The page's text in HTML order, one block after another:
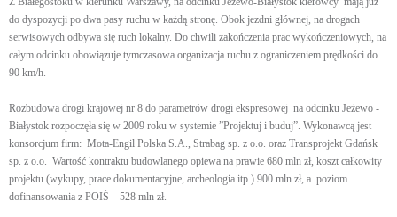
do dyspozycji po dwa pasy ruchu w każdą stronę. Obok jezdni głównej, na drogach
serwisowych odbywa się ruch lokalny. Do chwili zakończenia prac wykończeniowych, na
całym odcinku obowiązuje tymczasowa organizacja ruchu z ograniczeniem prędkości do
90 km/h.
Rozbudowa drogi krajowej nr 8 do parametrów drogi ekspresowej na odcinku Jeżewo -
Białystok rozpoczęła się w 2009 roku w systemie ”Projektuj i buduj”. Wykonawcą jest
konsorcjum firm: Mota-Engil Polska S.A., Strabag sp. z o.o. oraz Transprojekt Gdańsk
sp. z o.o. Wartość kontraktu budowlanego opiewa na prawie 680 mln zł, koszt całkowity
projektu (wykupy, prace dokumentacyjne, archeologia itp.) 900 mln zł, a poziom
dofinansowania z POIŚ – 528 mln zł.